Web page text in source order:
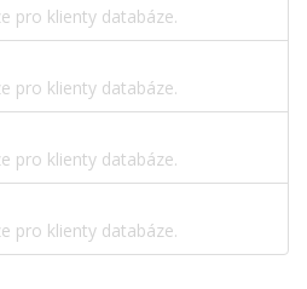
pro klienty databáze.
pro klienty databáze.
pro klienty databáze.
pro klienty databáze.